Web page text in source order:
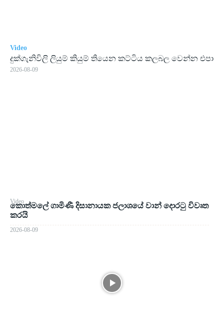
Video
කොත්මලේ ගාමිණී දිසානායක ජලාශයේ වාන් දොරටු විවෘත
කරයි
2026-08-09
Video
දුක්ගැනිවිලි ලියුම් කියුම් තියෙන කට්ටිය කලබල වෙන්න එපා
2026-08-09